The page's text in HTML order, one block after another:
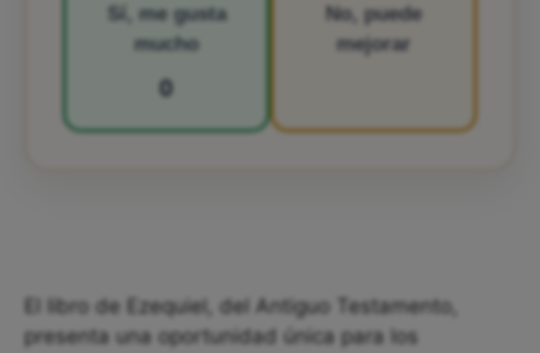
Sí, me gusta
mucho
0
No, puede
mejorar
El libro de Ezequiel, del Antiguo Testamento,
presenta una oportunidad única para los